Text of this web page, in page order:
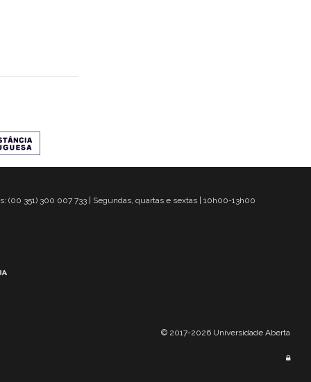
(00 351) 300 007 733 | Segundas, quartas e sextas | 10h00-13h00
© 2017-2026 Universidade Aberta